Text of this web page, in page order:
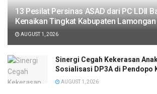
13 Pesilat Persinas ASAD dari PC LDII
Kenaikan Tingkat Kabupaten Lamongan
AUGUST 1, 2026
Sinergi Cegah Kekerasan
Sosialisasi DP3A di Pendopo
AUGUST 1, 2026